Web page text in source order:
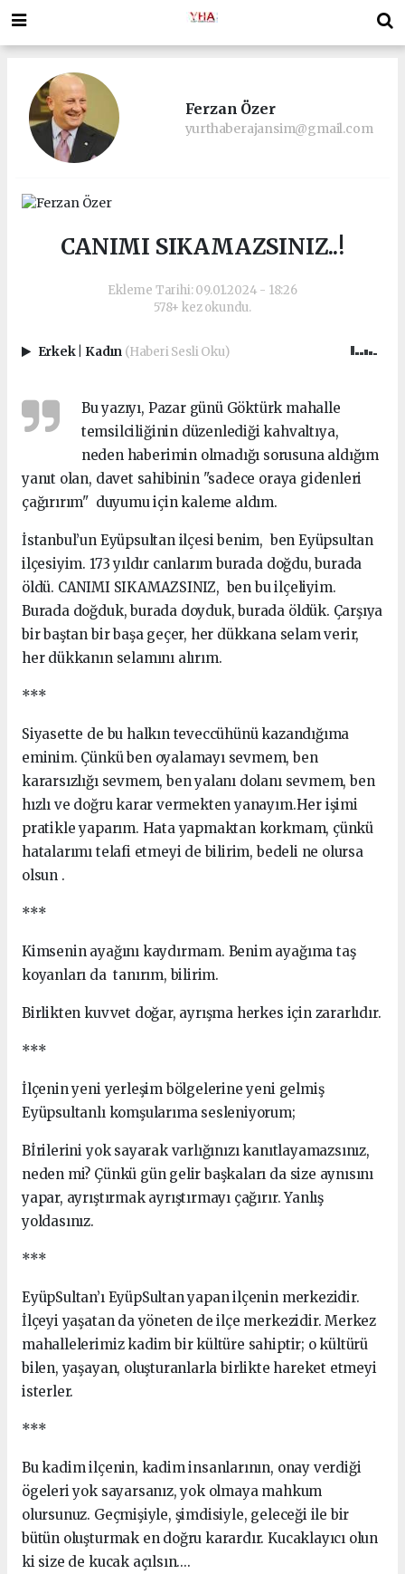
Ferzan Özer
yurthaberajansim@gmail.com
CANIMI SIKAMAZSINIZ..!
Ekleme Tarihi: 09.01.2024 - 18:26
578+ kez okundu.
Erkek Kadın (Haberi Sesli Oku)
Bu yazıyı, Pazar günü Göktürk mahalle
temsilciliğinin düzenlediği kahvaltıya,
neden haberimin olmadığı sorusuna aldığım
yanıt olan, davet sahibinin "sadece oraya gidenleri
çağırırım" duyumu için kaleme aldım.
İstanbul’un Eyüpsultan ilçesi benim, ben Eyüpsultan
ilçesiyim. 173 yıldır canlarım burada doğdu, burada
öldü. CANIMI SIKAMAZSINIZ, ben bu ilçeliyim.
Burada doğduk, burada doyduk, burada öldük. Çarşıya
bir baştan bir başa geçer, her dükkana selam verir,
her dükkanın selamını alırım.
***
Siyasette de bu halkın teveccühünü kazandığıma
eminim. Çünkü ben oyalamayı sevmem, ben
kararsızlığı sevmem, ben yalanı dolanı sevmem, ben
hızlı ve doğru karar vermekten yanayım.Her işimi
pratikle yaparım. Hata yapmaktan korkmam, çünkü
hatalarımı telafi etmeyi de bilirim, bedeli ne olursa
olsun .
***
Kimsenin ayağını kaydırmam. Benim ayağıma taş
koyanları da tanırım, bilirim.
Birlikten kuvvet doğar, ayrışma herkes için zararlıdır.
***
İlçenin yeni yerleşim bölgelerine yeni gelmiş
Eyüpsultanlı komşularıma sesleniyorum;
Bİrilerini yok sayarak varlığınızı kanıtlayamazsınız,
neden mi? Çünkü gün gelir başkaları da size aynısını
yapar, ayrıştırmak ayrıştırmayı çağırır. Yanlış
yoldasınız.
***
EyüpSultan’ı EyüpSultan yapan ilçenin merkezidir.
İlçeyi yaşatan da yöneten de ilçe merkezidir. Merkez
mahallelerimiz kadim bir kültüre sahiptir; o kültürü
bilen, yaşayan, oluşturanlarla birlikte hareket etmeyi
isterler.
***
Bu kadim ilçenin, kadim insanlarının, onay verdiği
ögeleri yok sayarsanız, yok olmaya mahkum
olursunuz. Geçmişiyle, şimdisiyle, geleceği ile bir
bütün oluşturmak en doğru karardır. Kucaklayıcı olun
ki size de kucak açılsın....